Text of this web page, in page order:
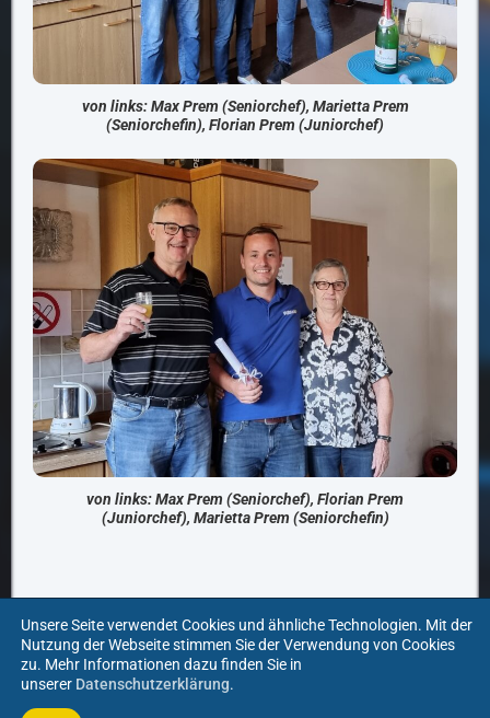
von links: Max Prem (Seniorchef), Marietta Prem
(Seniorchefin), Florian Prem (Juniorchef)
von links: Max Prem (Seniorchef), Florian Prem
(Juniorchef), Marietta Prem (Seniorchefin)
VORIGER BEITRAG
Firma Wema legt großen Wert auf Ausbildung
NÄCHSTER BEITRAG
Firma Wema feiert auf dem Volksfest
Unsere Seite verwendet Cookies und ähnliche Technologien. Mit der
Nutzung der Webseite stimmen Sie der Verwendung von Cookies
zu. Mehr Informationen dazu finden Sie in
unserer Datenschutzerklärung.